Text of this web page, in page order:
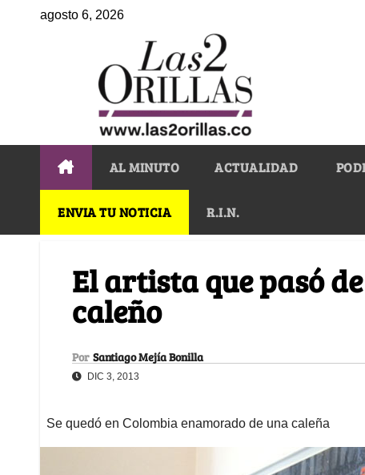
agosto 6, 2026
AL MINUTO ACTUALIDAD
ENVIA TU NOTICIA R.I.N.
El artista que pasó
caleño
Por Santiago Mejía Bonilla
DIC 3, 2013
Se quedó en Colombia enamorado de una caleña